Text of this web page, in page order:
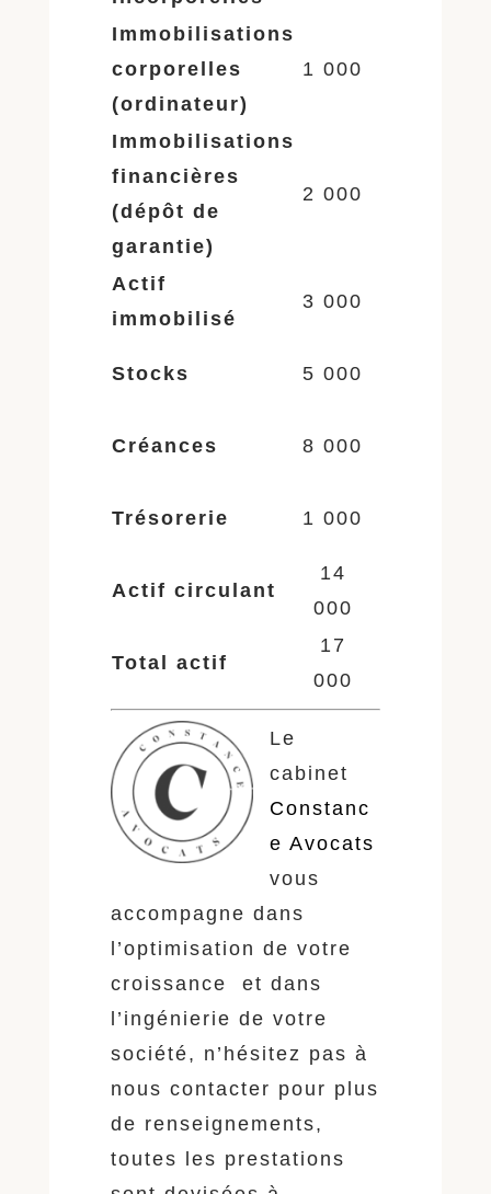
Immobilisations
corporelles
(ordinateur)
1 000
Immobilisations
financières
(dépôt de
garantie)
2 000
Actif
immobilisé
3 000
Stocks 5 000
Créances 8 000
Trésorerie 1 000
Actif circulant
14
000
Total actif
17
000
Le
cabinet
Constanc
e Avocats
vous
accompagne dans
l’optimisation de votre
croissance et dans
l’ingénierie de votre
société, n’hésitez pas à
nous contacter pour plus
de renseignements,
toutes les prestations